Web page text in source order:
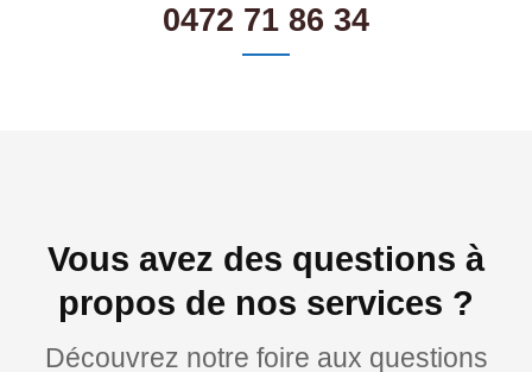
0472 71 86 34
Vous avez des questions à
propos de nos services ?
Découvrez notre foire aux questions